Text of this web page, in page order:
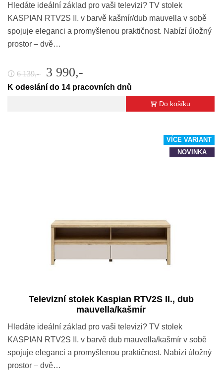
Hledáte ideální základ pro vaši televizi? TV stolek
KASPIAN RTV2S II. v barvě kašmír/dub mauvella v sobě
spojuje eleganci a promyšlenou praktičnost. Nabízí úložný
prostor – dvě…
🛈 6 139,- 3 990,-
K odeslání do 14 pracovních dnů
Do košíku
VÍCE VARIANT
NOVINKA
Televizní stolek Kaspian RTV2S II., dub
mauvella/kašmír
Hledáte ideální základ pro vaši televizi? TV stolek
KASPIAN RTV2S II. v barvě dub mauvella/kašmír v sobě
spojuje eleganci a promyšlenou praktičnost. Nabízí úložný
prostor – dvě…